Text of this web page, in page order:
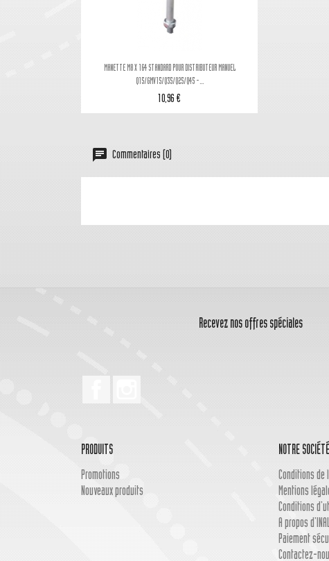
Aperçu rapide
MANETTE M8 X 164 STANDARD POUR DISTRIBUTEUR MANUEL
Q15/GMV15/Q35/Q25/Q45 -...
10,96 €
Commentaires (0)
Recevez nos offres spéciales
PRODUITS
Promotions
Nouveaux produits
NOTRE SOCIÉTÉ
Conditions de
Mentions
Conditions
A propos
Paiement
Contactez-